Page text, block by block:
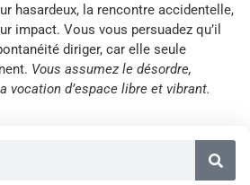
hasardeux, la rencontre accidentelle,
impact. Vous vous persuadez qu’il
diriger, car elle seule
Vous assumez le désordre,
vocation d’espace libre et vibrant.